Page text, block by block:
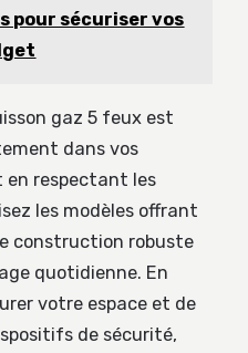
pour sécuriser vos
gaz 5 feux est
dans vos
respectant les
les modèles offrant
construction robuste
quotidienne. En
votre espace et de
de sécurité,